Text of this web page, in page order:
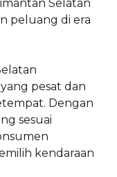
Selatan
peluang di era
pesat dan
Dengan
sesuai
kendaraan